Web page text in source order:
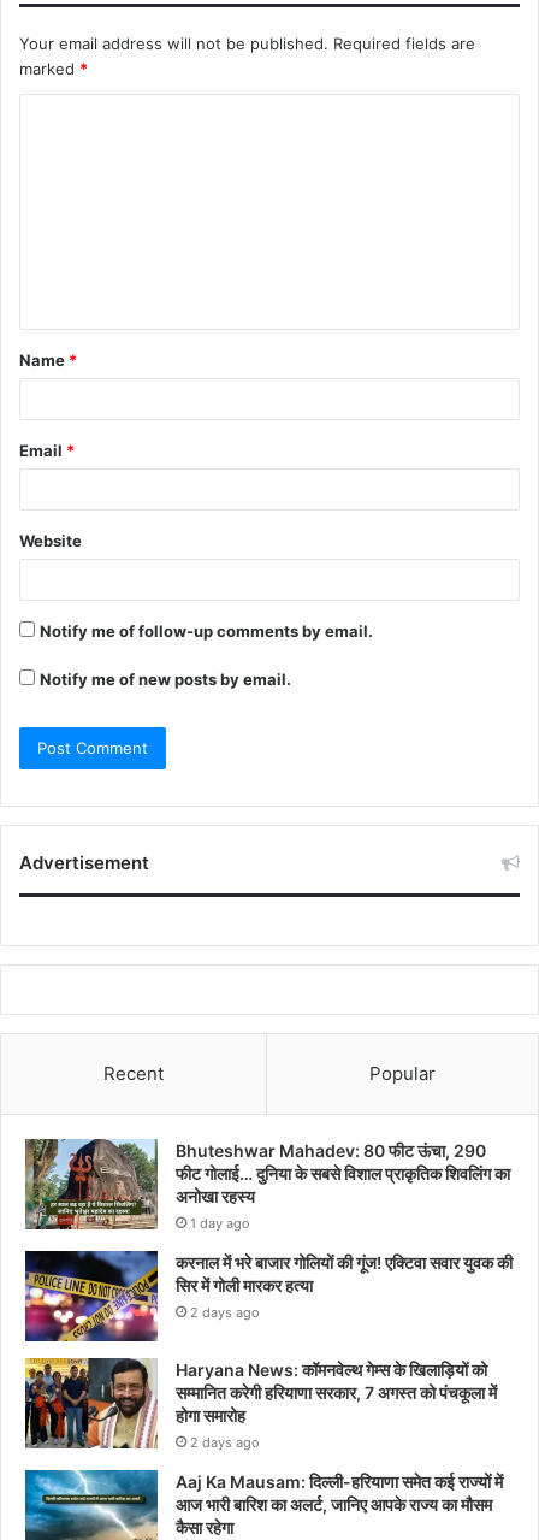
Your email address will not be published. Required fields are
marked *
Name *
Email *
Website
Notify me of follow-up comments by email.
Notify me of new posts by email.
Advertisement
Recent Popular
Bhuteshwar Mahadev: 80 फीट ऊंचा, 290
फीट गोलाई… दुनिया के सबसे विशाल प्राकृतिक शिवलिंग का
अनोखा रहस्य
1 day ago
करनाल में भरे बाजार गोलियों की गूंज! एक्टिवा सवार युवक की
सिर में गोली मारकर हत्या
2 days ago
Haryana News: कॉमनवेल्थ गेम्स के खिलाड़ियों को
सम्मानित करेगी हरियाणा सरकार, 7 अगस्त को पंचकूला में
होगा समारोह
2 days ago
Aaj Ka Mausam: दिल्ली-हरियाणा समेत कई राज्यों में
आज भारी बारिश का अलर्ट, जानिए आपके राज्य का मौसम
कैसा रहेगा